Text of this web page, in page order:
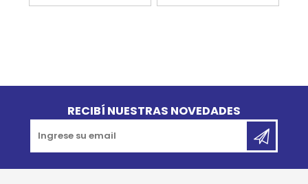
RECIBÍ NUESTRAS NOVEDADES